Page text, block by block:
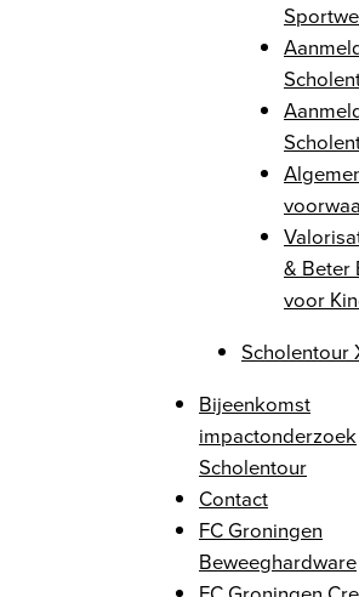
& Beter
voor
Scholentour
Bijeenkomst
impactonderzoek
Scholentour
Contact
FC Groningen
Beweeghardware